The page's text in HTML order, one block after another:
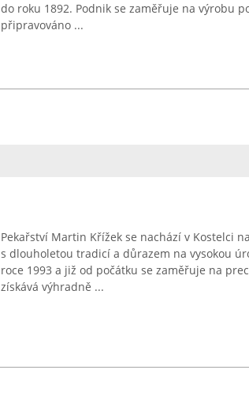
do roku 1892. Podnik se zaměřuje na výrobu
připravováno ...
Pekařství Martin Křížek se nachází v Kostelci
s dlouholetou tradicí a důrazem na vysokou
roce 1993 a již od počátku se zaměřuje na
získává výhradně ...